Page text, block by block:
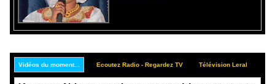
Vidéos du moment... Ecoutez Radio - Regardez TV Télévision Leral